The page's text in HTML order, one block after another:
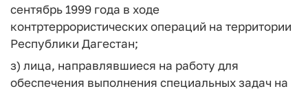
сентябрь 1999 года в ходе
контртеррористических операций на территории
Республики Дагестан;
з) лица, направлявшиеся на работу для
обеспечения выполнения специальных задач на